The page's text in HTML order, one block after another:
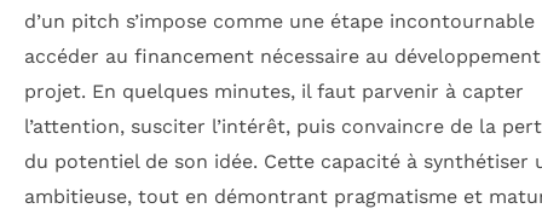
d’un pitch s’impose comme une étape
accéder au financement nécessaire au développement
projet. En quelques minutes, il faut parvenir à capter
l’attention, susciter l’intérêt, puis convaincre de la
du potentiel de son idée. Cette capacité à synthétiser
ambitieuse, tout en démontrant pragmatisme et